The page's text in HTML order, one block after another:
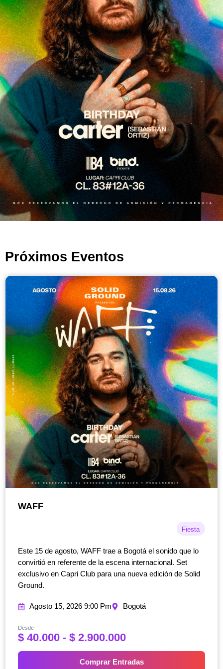
Próximos Eventos
WAFF
Fiesta
Este 15 de agosto, WAFF trae a Bogotá el sonido que lo
convirtió en referente de la escena internacional. Set
exclusivo en Capri Club para una nueva edición de Solid
Ground.
Agosto 15, 2026 9:00 Pm Bogotá
Desde
$40.000 - $2.900.000R
n
Comprar Entradas